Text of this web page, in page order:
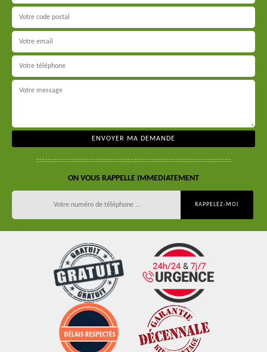
ON VOUS RAPPELLE IMMEDIATEMENT